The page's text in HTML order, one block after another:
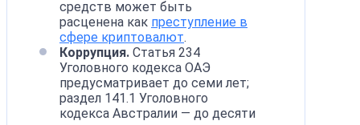
средств может быть
расценена как преступление в
сфере криптовалют.
Коррупция. Статья 234
Уголовного кодекса ОАЭ
предусматривает до семи лет;
раздел 141.1 Уголовного
кодекса Австралии — до десяти